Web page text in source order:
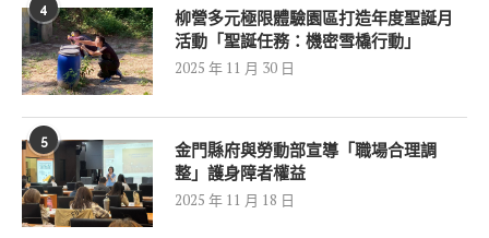
4
柳營多元極限體驗園區打造年度聖誕月
活動「聖誕任務：機密雪橇行動」
2025 年 11 月 30 日
5
金門縣府與勞動部宣導「職場合理調
整」護身障者權益
2025 年 11 月 18 日